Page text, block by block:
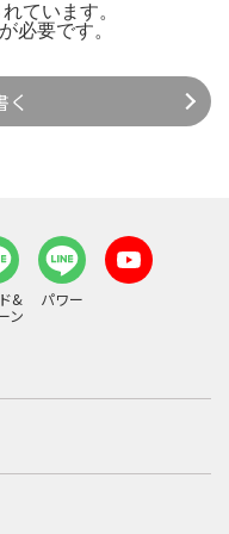
ています。
が必要です。
く
&
ン
パワー